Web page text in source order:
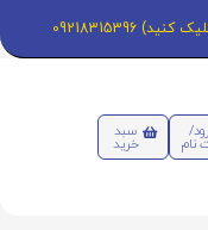
09218315396
نام
سبد
خرید